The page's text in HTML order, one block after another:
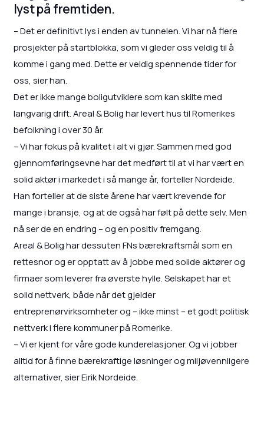
lyst på fremtiden.
– Det er definitivt lys i enden av tunnelen. Vi har nå flere
prosjekter på startblokka, som vi gleder oss veldig til å
komme i gang med. Dette er veldig spennende tider for
oss, sier han.
Det er ikke mange boligutviklere som kan skilte med
langvarig drift. Areal & Bolig har levert hus til Romerikes
befolkning i over 30 år.
– Vi har fokus på kvalitet i alt vi gjør. Sammen med god
gjennomføringsevne har det medført til at vi har vært en
solid aktør i markedet i så mange år, forteller Nordeide.
Han forteller at de siste årene har vært krevende for
mange i bransje, og at de også har følt på dette selv. Men
nå ser de en endring – og en positiv fremgang.
Areal & Bolig har dessuten FNs bærekraftsmål som en
rettesnor og er opptatt av å jobbe med solide aktører og
firmaer som leverer fra øverste hylle. Selskapet har et
solid nettverk, både når det gjelder
entreprenørvirksomheter og – ikke minst – et godt politisk
nettverk i flere kommuner på Romerike.
– Vi er kjent for våre gode kunderelasjoner. Og vi jobber
alltid for å finne bærekraftige løsninger og miljøvennligere
alternativer, sier Eirik Nordeide.